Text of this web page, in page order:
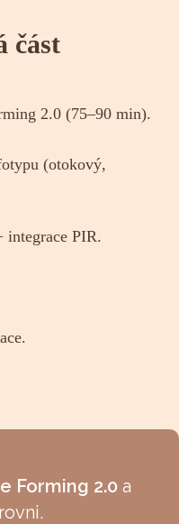
část
2.0 (75–90 min).
(otokový,
integrace PIR.
Forming 2.0 a